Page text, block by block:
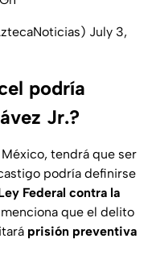
July 3,
podría
Jr.?
tendrá que ser
podría definirse
Federal contra la
menciona que el delito
prisión preventiva